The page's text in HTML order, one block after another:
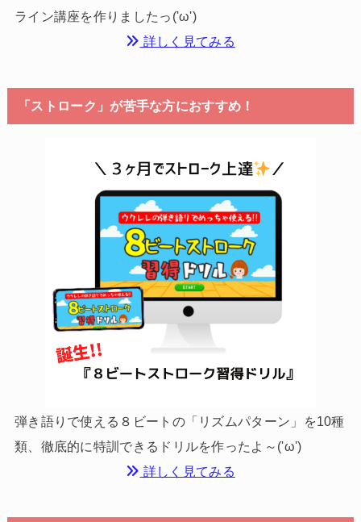
ライン講座を作りましたっ('ω')
詳しく見てみる
「ストローク」が苦手な方におすすめ！
弾き語りで使える８ビートの「リズムパターン」を10種
類、徹底的に特訓できるドリルを作ったよ～('ω')
詳しく見てみる